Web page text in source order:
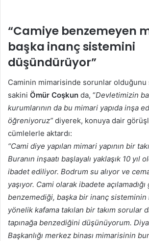
“Camiye benzemeyen
başka inanç sistemini
düşündürüyor”
Caminin mimarisinde sorunlar olduğunu
sakini Ömür Coşkun da, “Devletimizin
kurumlarının da bu mimari yapıda inşa
öğreniyoruz” diyerek, konuya dair
cümlelerle aktardı:
“Cami diye yapılan mimari yapının bir
Buranın inşaatı başlayalı yaklaşık 10 yıl
ibadet ediliyor. Bodrum su alıyor ve
yaşıyor. Cami olarak ibadete
benzemediği, başka bir inanç
yönelik kafama takılan bir takım sorular
tapınağa benzediğini düşünüyorum.
Başkanlığı merkez binası mimarisinin